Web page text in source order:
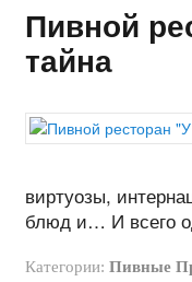
Пивной
тайна
виртуозы,
блюд и… И всего
Категории: Пивные